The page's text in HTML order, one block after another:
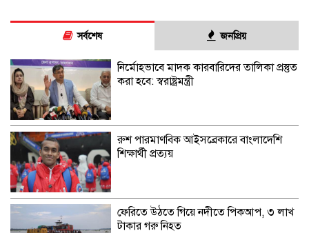
সর্বশেষ জনপ্রিয়
নির্মোহভাবে মাদক কারবারিদের তালিকা প্রস্তুত
করা হবে: স্বরাষ্ট্রমন্ত্রী
রুশ পারমাণবিক আইসব্রেকারে বাংলাদেশি
শিক্ষার্থী প্রত্যয়
ফেরিতে উঠতে গিয়ে নদীতে পিকআপ, ৩ লাখ
টাকার গরু নিহত